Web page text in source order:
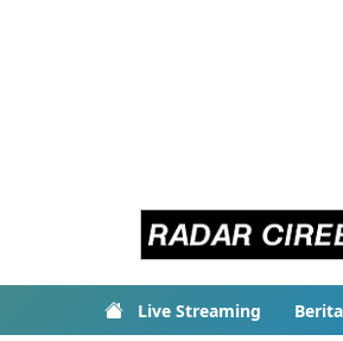
Live Streaming Berita